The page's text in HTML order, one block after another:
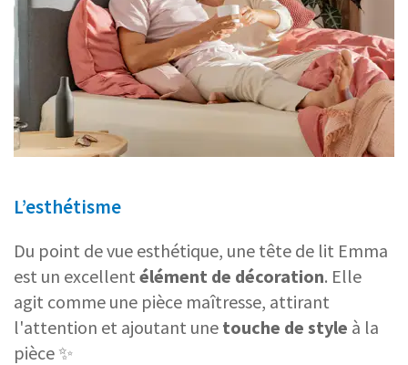
L’esthétisme
Du point de vue esthétique, une tête de lit Emma
est un excellent élément de décoration. Elle
agit comme une pièce maîtresse, attirant
l'attention et ajoutant une touche de style à la
pièce ✨